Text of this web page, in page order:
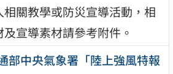
相關教學或防災宣導活動，相
及宣導素材請參考附件。
部中央氣象署「陸上強風特報